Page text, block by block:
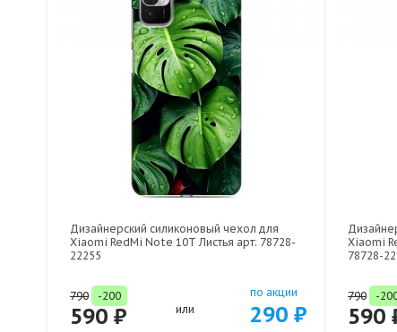
Дизайнерский силиконовый чехол для
Xiaomi RedMi Note 10T Листья арт: 78728-
22255
790 -200
590 ₽ или
по акции
290 ₽
Xiaomi
78728-
790 -
590